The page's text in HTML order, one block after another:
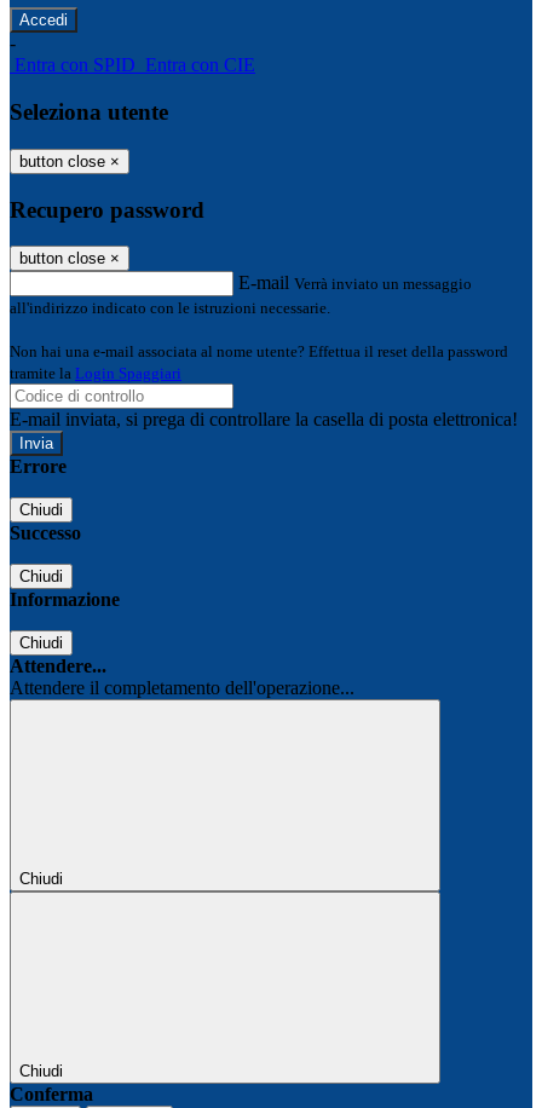
-
Entra con SPID Entra con CIE
Seleziona utente
button close ×
Recupero password
button close ×
E-mail Verrà inviato un messaggio
all'indirizzo indicato con le istruzioni necessarie.
Non hai una e-mail associata al nome utente? Effettua il reset della password
tramite la Login Spaggiari
E-mail inviata, si prega di controllare la casella di posta elettronica!
Errore
Chiudi
Successo
Chiudi
Informazione
Chiudi
Attendere...
Attendere il completamento dell'operazione...
Chiudi
Chiudi
Conferma